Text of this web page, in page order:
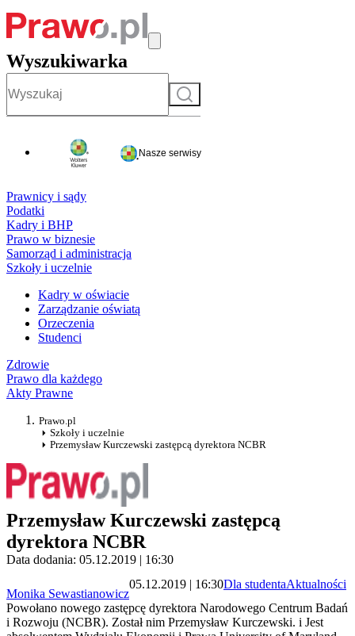
Wyszukiwarka
Szukaj
Nasze serwisy
Prawnicy i sądy
Podatki
Kadry i BHP
Prawo w biznesie
Samorząd i administracja
Szkoły i uczelnie
Kadry w oświacie
Zarządzanie oświatą
Orzeczenia
Studenci
Zdrowie
Prawo dla każdego
Akty Prawne
Prawo.pl
Szkoły i uczelnie
Przemysław Kurczewski zastępcą dyrektora NCBR
Przemysław Kurczewski zastępcą
dyrektora NCBR
Data dodania: 05.12.2019 | 16:30
Monika Sewastianowicz
05.12.2019 | 16:30Dla studentaAktualności
Powołano nowego zastępcę dyrektora Narodowego Centrum Badań
i Rozwoju (NCBR). Został nim Przemysław Kurczewski. i Jest